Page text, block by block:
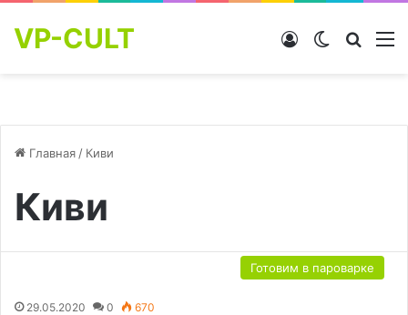
VP-CULT Switch skin
Войти
Главная / Киви
Киви
Готовим в пароварке
29.05.2020 0 670